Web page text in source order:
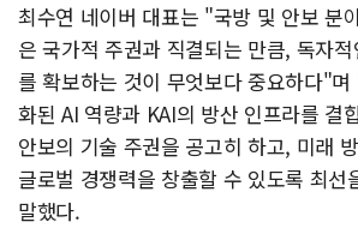
최수연 네이버 대표는 "국방 및 안보 분
은 국가적 주권과 직결되는 만큼, 독자
를 확보하는 것이 무엇보다 중요하다"
화된 AI 역량과 KAI의 방산 인프라를 결
안보의 기술 주권을 공고히 하고, 미래
글로벌 경쟁력을 창출할 수 있도록 최선
말했다.